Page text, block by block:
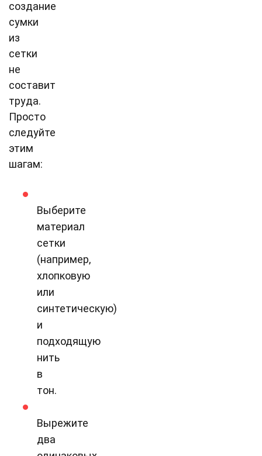
создание
сумки
из
сетки
не
составит
труда.
Просто
следуйте
этим
шагам:
Выберите
материал
сетки
(например,
хлопковую
или
синтетическую)
и
подходящую
нить
в
тон.
Вырежите
два